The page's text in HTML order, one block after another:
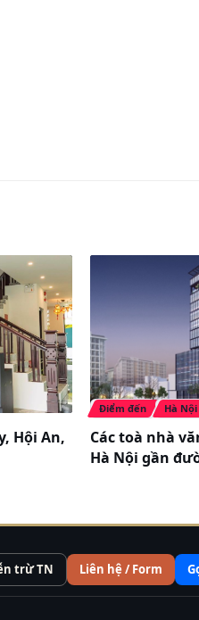
Hội An,
Điểm đến Hà Nội
Các toà nhà
Hà Nội gần
trừ TN Liên hệ / Form